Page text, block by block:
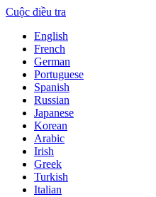
Cuộc điều tra
English
French
German
Portuguese
Spanish
Russian
Japanese
Korean
Arabic
Irish
Greek
Turkish
Italian